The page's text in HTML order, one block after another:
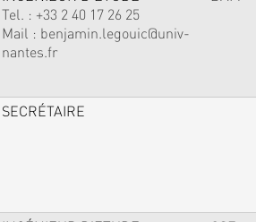
Tel. : +33 2 40 17 26 25
Mail : benjamin.legouic@univ-
nantes.fr
SECRÉTAIRE